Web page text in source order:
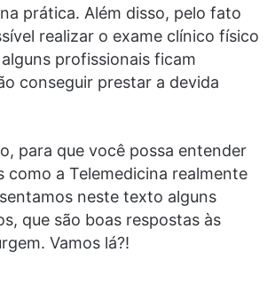
prática. Além disso, pelo fato
realizar o exame clínico físico
profissionais ficam
conseguir prestar a devida
para que você possa entender
como a Telemedicina realmente
neste texto alguns
que são boas respostas às
Vamos lá?!